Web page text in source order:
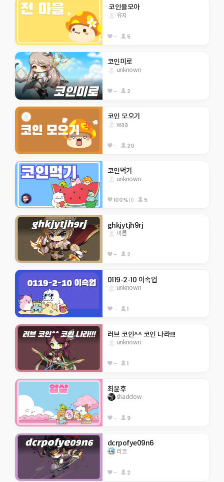
코인을모아
유지
-- 5
코인미로
unknown
-- 2
코인 모으기
waa
-- 20
코인먹기
unknown
100%(1) 5
ghkjytjh9rj
이름
-- 2
0119-2-10 이속업
unknown
-- 1
러브 코인^^ 코인 나라!!!
unknown
-- 1
최윤후
shaddow
-- 9
dcrpofye09n6
리코
-- 2